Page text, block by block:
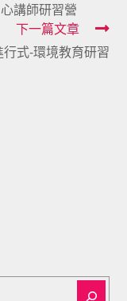
講師研習營
下一篇文章
行式-環境教育研習